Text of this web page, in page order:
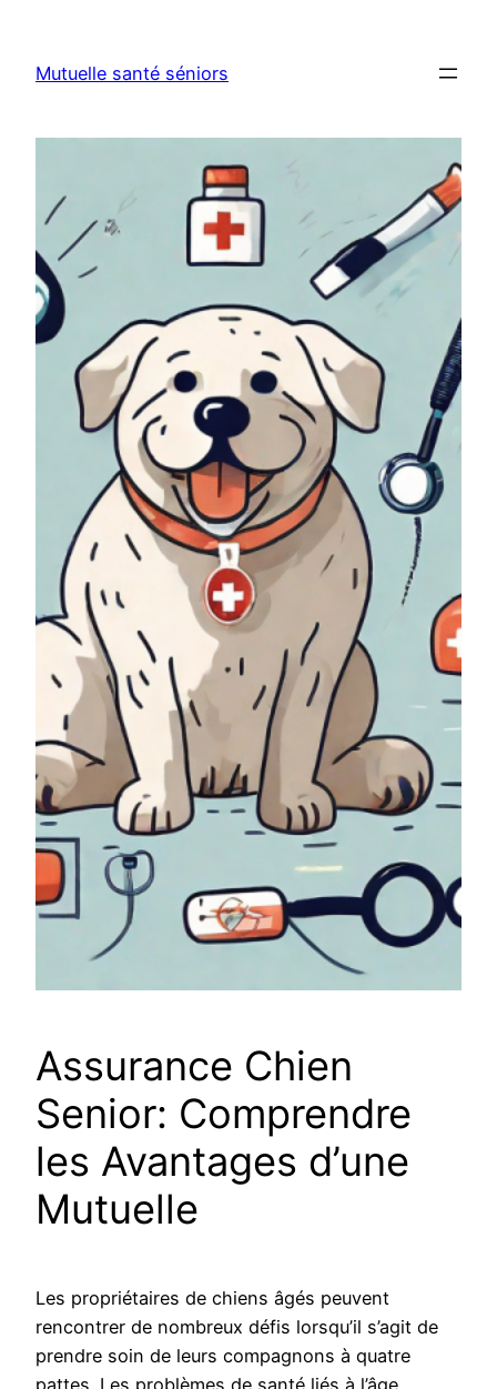
contenu
Mutuelle santé séniors
Assurance Chien
Senior: Comprendre
les Avantages d’une
Mutuelle
Les propriétaires de chiens âgés peuvent
rencontrer de nombreux défis lorsqu’il s’agit de
prendre soin de leurs compagnons à quatre